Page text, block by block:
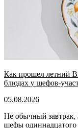
Как прошел летний
блюдах у шефов-
05.08.2026
Не обычный завтрак,
шефы одиннадцатого